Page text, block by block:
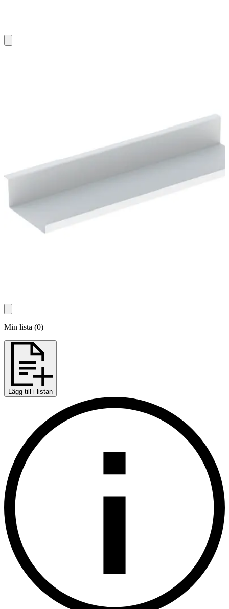
Min lista (0)
Lägg till i listan